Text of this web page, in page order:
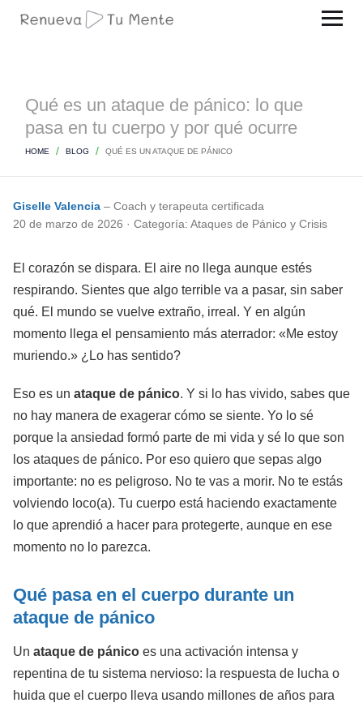
Qué es un ataque de pánico: lo que
pasa en tu cuerpo y por qué ocurre
HOME BLOG QUÉ ES UN ATAQUE DE PÁNICO
Giselle Valencia – Coach y terapeuta certificada
20 de marzo de 2026 · Categoría: Ataques de Pánico y Crisis
El corazón se dispara. El aire no llega aunque estés
respirando. Sientes que algo terrible va a pasar, sin saber
qué. El mundo se vuelve extraño, irreal. Y en algún
momento llega el pensamiento más aterrador: «Me estoy
muriendo.» ¿Lo has sentido?
Eso es un ataque de pánico. Y si lo has vivido, sabes que
no hay manera de exagerar cómo se siente. Yo lo sé
porque la ansiedad formó parte de mi vida y sé lo que son
los ataques de pánico. Por eso quiero que sepas algo
importante: no es peligroso. No te vas a morir. No te estás
volviendo loco(a). Tu cuerpo está haciendo exactamente
lo que aprendió a hacer para protegerte, aunque en ese
momento no lo parezca.
Qué pasa en el cuerpo durante un
ataque de pánico
Un ataque de pánico es una activación intensa y
repentina de tu sistema nervioso: la respuesta de lucha o
huida que el cuerpo lleva usando millones de años para